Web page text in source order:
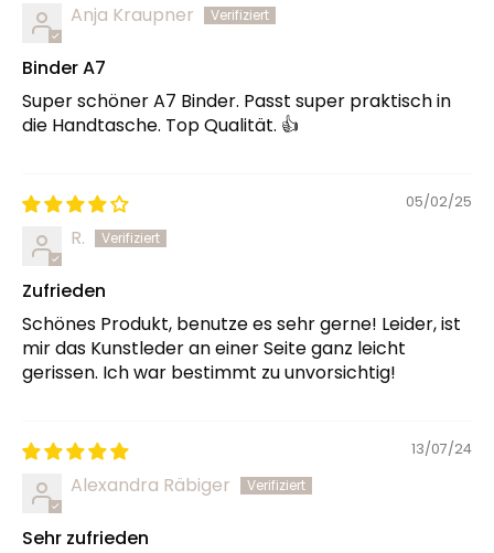
Anja Kraupner
Binder A7
Super schöner A7 Binder. Passt super praktisch in
die Handtasche. Top Qualität. 👍
05/02/25
R.
Zufrieden
Schönes Produkt, benutze es sehr gerne! Leider, ist
mir das Kunstleder an einer Seite ganz leicht
gerissen. Ich war bestimmt zu unvorsichtig!
13/07/24
Alexandra Räbiger
Sehr zufrieden